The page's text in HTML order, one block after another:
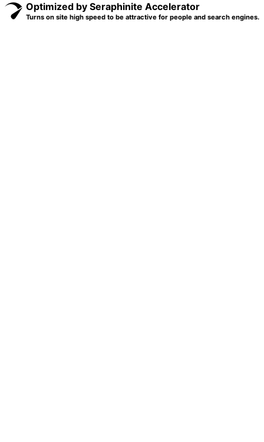
Optimized by Seraphinite Accelerator
Turns on site high speed to be attractive for people and search engines.